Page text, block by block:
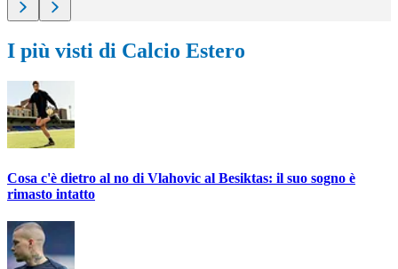
I più visti di Calcio Estero
Cosa c'è dietro al no di Vlahovic al Besiktas: il suo sogno è
rimasto intatto